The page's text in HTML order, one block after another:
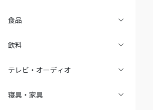
食品
飲料
テレビ・オーディオ
寝具・家具